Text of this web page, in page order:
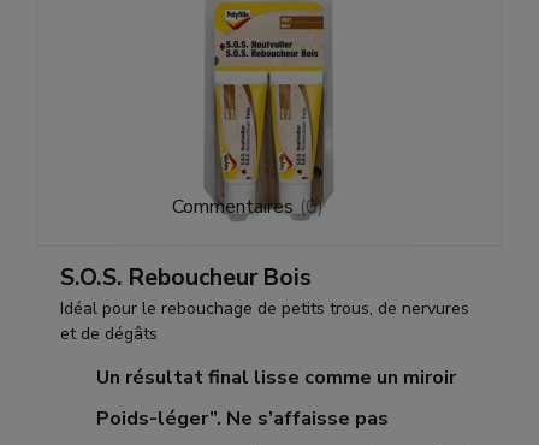
Commentaires (0)
S.O.S. Reboucheur Bois
Idéal pour le rebouchage de petits trous, de nervures
et de dégâts
Un résultat final lisse comme un miroir
Poids-léger”. Ne s’affaisse pas